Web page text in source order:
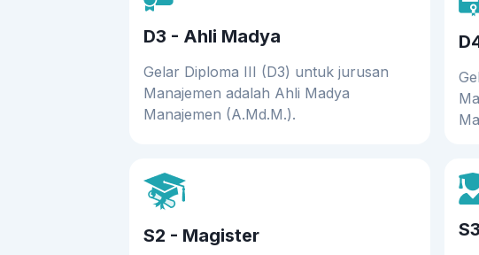
D3 - Ahli Madya
Gelar Diploma III (D3) untuk jurusan
Manajemen adalah Ahli Madya
Manajemen (A.Md.M.).
S2 - Magister